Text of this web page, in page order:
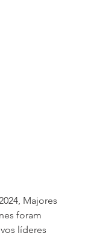
Majores
foram
líderes